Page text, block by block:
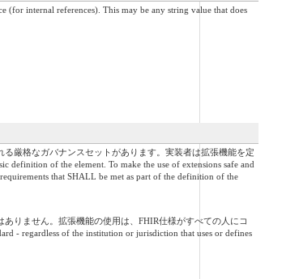
internal references). This may be any string value that does
厳格なガバナンスセットがあります。実装者は拡張機能を定
of the element. To make the use of extensions safe and
that SHALL be met as part of the definition of the
りません。拡張機能の使用は、FHIR仕様がすべての人にコ
- regardless of the institution or jurisdiction that uses or defines